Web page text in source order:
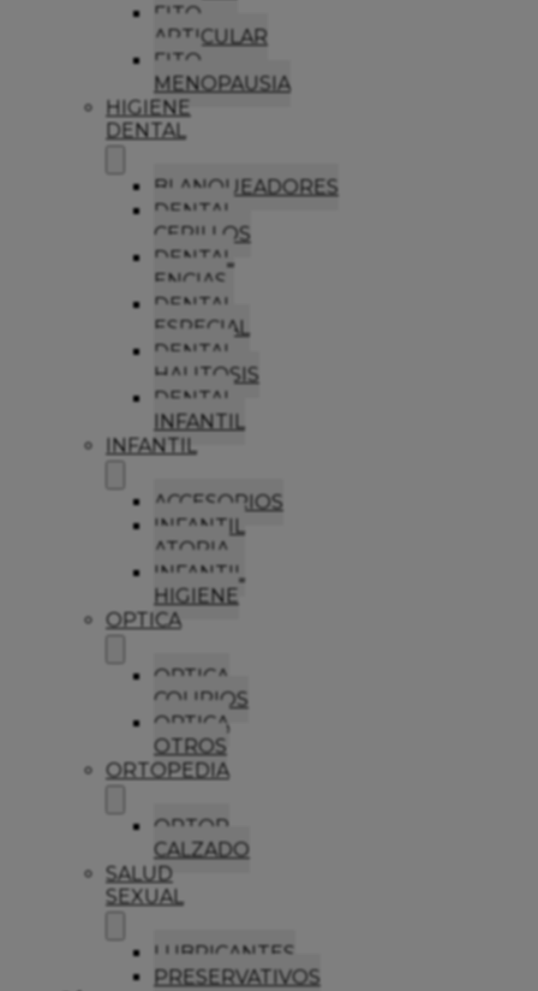
FITO
ARTICULAR
FITO
MENOPAUSIA
HIGIENE
DENTAL
BLANQUEADORES
DENTAL
CEPILLOS
DENTAL
ENCIAS
DENTAL
ESPECIAL
DENTAL
HALITOSIS
DENTAL
INFANTIL
INFANTIL
ACCESORIOS
INFANTIL
ATOPIA
INFANTIL
HIGIENE
OPTICA
OPTICA
COLIRIOS
OPTICA
OTROS
ORTOPEDIA
ORTOP
CALZADO
SALUD
SEXUAL
LUBRICANTES
PRESERVATIVOS